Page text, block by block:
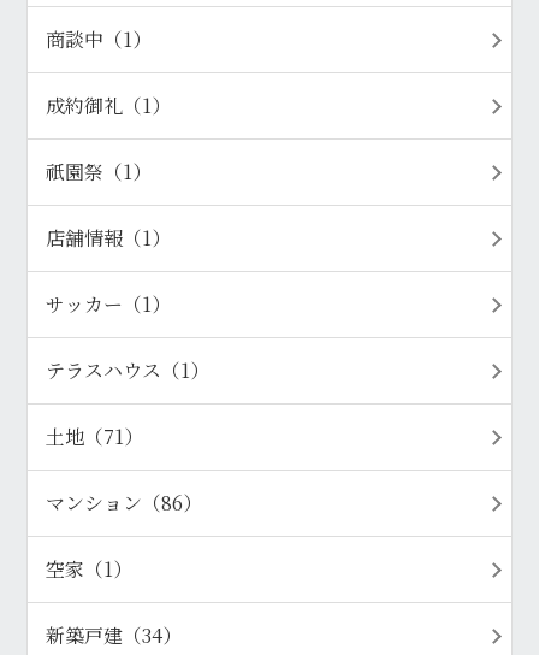
商談中（1）
成約御礼（1）
祇園祭（1）
店舗情報（1）
サッカー（1）
テラスハウス（1）
土地（71）
マンション（86）
空家（1）
新築戸建（34）